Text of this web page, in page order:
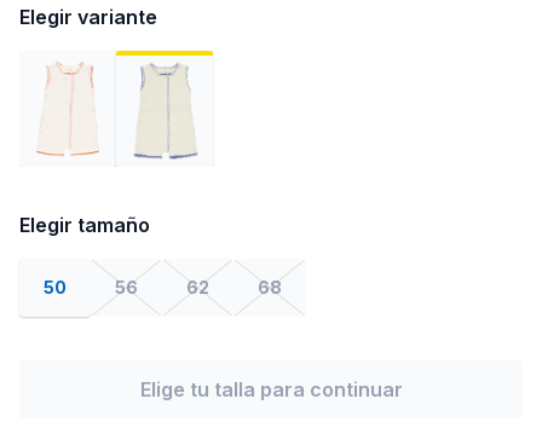
Elegir variante
Elegir tamaño
50 56 62 68
Elige tu talla para continuar